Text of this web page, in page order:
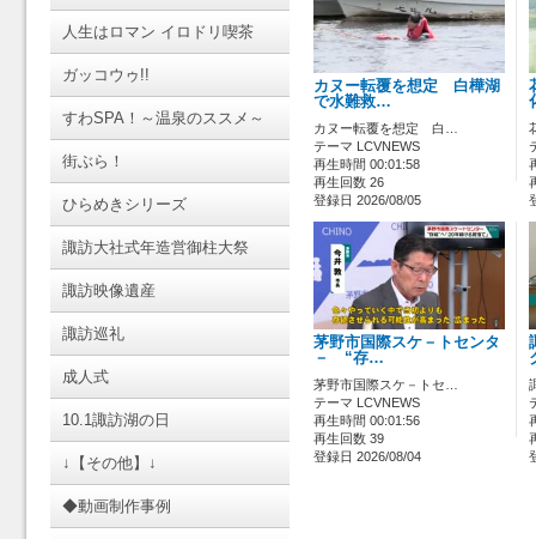
人生はロマン イロドリ喫茶
ガッコウゥ!!
すわSPA！～温泉のススメ～
街ぶら！
ひらめきシリーズ
諏訪大社式年造営御柱大祭
諏訪映像遺産
諏訪巡礼
成人式
10.1諏訪湖の日
↓【その他】↓
◆動画制作事例
カヌー転覆を想定 白樺湖
で水難救…
カヌー転覆を想定 白…
テーマ LCVNEWS
再生時間 00:01:58
再生回数 26
登録日 2026/08/05
茅野市国際スケ－トセンタ
－ “存…
茅野市国際スケ－トセ…
テーマ LCVNEWS
再生時間 00:01:56
再生回数 39
登録日 2026/08/04